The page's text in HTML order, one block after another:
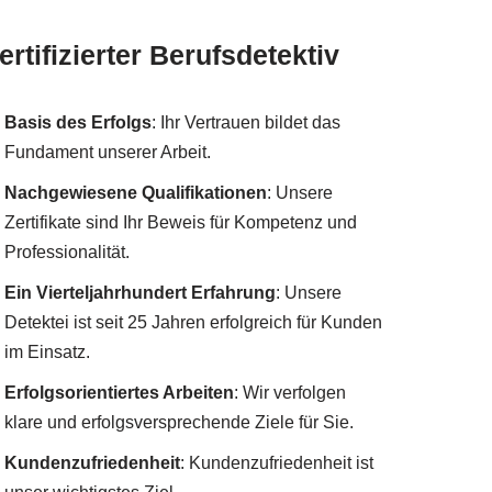
Berufsdetektiv
Basis des Erfolgs: Ihr Vertrauen bildet das
Fundament unserer Arbeit.
Nachgewiesene Qualifikationen: Unsere
Zertifikate sind Ihr Beweis für Kompetenz und
Professionalität.
Ein Vierteljahrhundert Erfahrung: Unsere
Detektei ist seit 25 Jahren erfolgreich für Kunden
im Einsatz.
Erfolgsorientiertes Arbeiten: Wir verfolgen
klare und erfolgsversprechende Ziele für Sie.
Kundenzufriedenheit: Kundenzufriedenheit ist